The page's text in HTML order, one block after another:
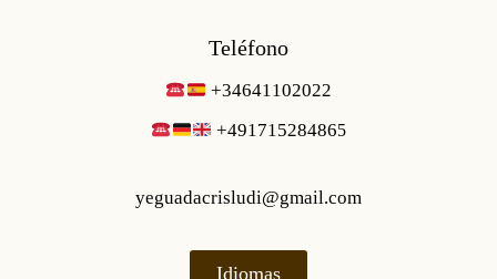
Teléfono
+34641102022
+491715284865
yeguadacrisludi@gmail.com
Idiomas